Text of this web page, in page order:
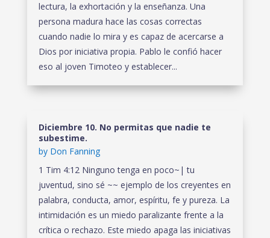
lectura, la exhortación y la enseñanza. Una
persona madura hace las cosas correctas
cuando nadie lo mira y es capaz de acercarse a
Dios por iniciativa propia. Pablo le confió hacer
eso al joven Timoteo y establecer...
Diciembre 10. No permitas que nadie te
subestime.
by Don Fanning
1 Tim 4:12 Ninguno tenga en poco~| tu
juventud, sino sé ~~ ejemplo de los creyentes en
palabra, conducta, amor, espíritu, fe y pureza. La
intimidación es un miedo paralizante frente a la
crítica o rechazo. Este miedo apaga las iniciativas